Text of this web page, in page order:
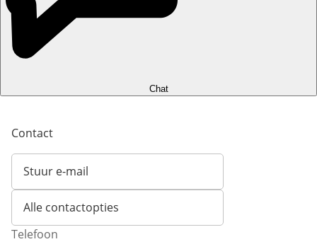
Chat
Contact
Stuur e-mail
Opent e-mailclient
Alle contactopties
Telefoon